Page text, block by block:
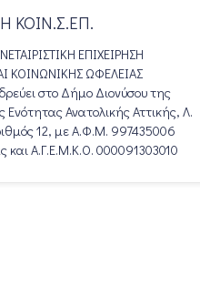
ΚΟΙΝ.Σ.ΕΠ.
ΕΠΙΧΕΙΡΗΣΗ
ΚΟΙΝΩΝΙΚΗΣ ΩΦΕΛΕΙΑΣ
στο Δήμο Διονύσου της
Ενότητας Ανατολικής Αττικής, Λ.
12, με Α.Φ.Μ. 997435006
και Α.Γ.Ε.Μ.Κ.Ο. 000091303010